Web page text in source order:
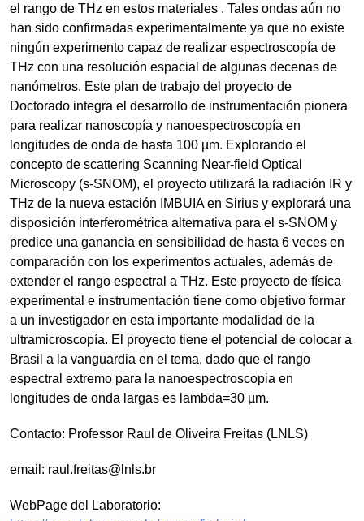
el rango de THz en estos materiales . Tales ondas aún no
han sido confirmadas experimentalmente ya que no existe
ningún experimento capaz de realizar espectroscopía de
THz con una resolución espacial de algunas decenas de
nanómetros. Este plan de trabajo del proyecto de
Doctorado integra el desarrollo de instrumentación pionera
para realizar nanoscopía y nanoespectroscopía en
longitudes de onda de hasta 100 µm. Explorando el
concepto de scattering Scanning Near-field Optical
Microscopy (s-SNOM), el proyecto utilizará la radiación IR y
THz de la nueva estación IMBUIA en Sirius y explorará una
disposición interferométrica alternativa para el s-SNOM y
predice una ganancia en sensibilidad de hasta 6 veces en
comparación con los experimentos actuales, además de
extender el rango espectral a THz. Este proyecto de física
experimental e instrumentación tiene como objetivo formar
a un investigador en esta importante modalidad de la
ultramicroscopía. El proyecto tiene el potencial de colocar a
Brasil a la vanguardia en el tema, dado que el rango
espectral extremo para la nanoespectroscopia en
longitudes de onda largas es lambda=30 µm.
Contacto: Professor Raul de Oliveira Freitas (LNLS)
email: raul.freitas@lnls.br
WebPage del Laboratorio: